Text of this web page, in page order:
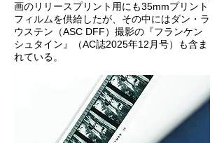
画のリリースプリント用にも35mmプリント
フィルムを供給したが、その中にはダン・ラ
ウステン（ASC DFF）撮影の『フランケン
シュタイン』（AC誌2025年12月号）も含ま
れている。